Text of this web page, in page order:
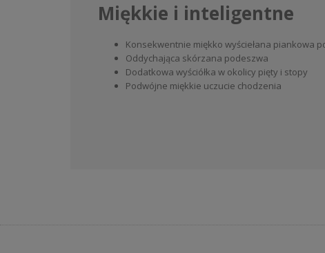
Miękkie i inteligentne
Konsekwentnie miękko wyściełana piankowa
Oddychająca skórzana podeszwa
Dodatkowa wyściółka w okolicy pięty i stopy
Podwójne miękkie uczucie chodzenia